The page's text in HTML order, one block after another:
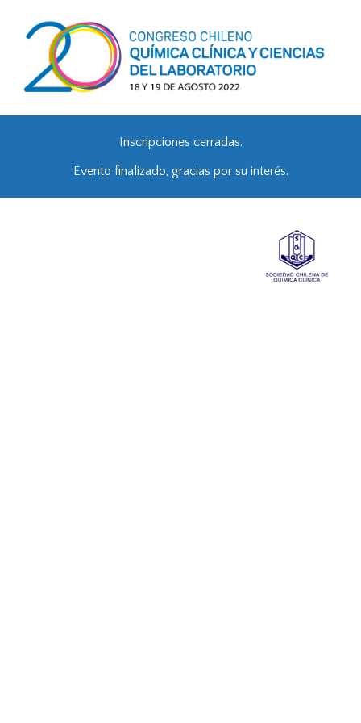
Inscripciones cerradas.
Evento finalizado, gracias por su interés.